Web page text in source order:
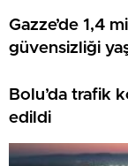
Gazze’de 1,4
güvensizliği
Bolu’da trafik
edildi